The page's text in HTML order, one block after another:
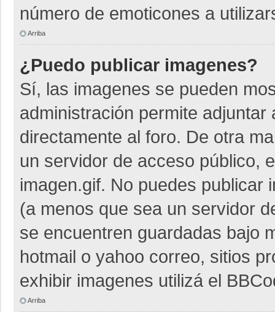
número de emoticones a
Arriba
¿Puedo publicar imagenes?
Sí, las imagenes se pueden
administración permite
directamente al foro. De otra
un servidor de acceso público,
imagen.gif. No puedes publicar
(a menos que sea un servidor
se encuentren guardadas bajo
hotmail o yahoo correo, sitios
exhibir imagenes utilizá el
Arriba